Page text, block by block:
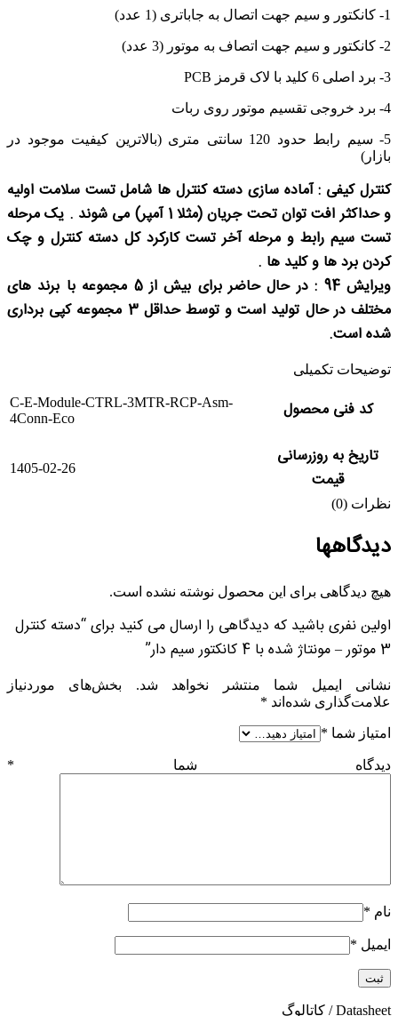
1- کانکتور و سیم جهت اتصال به جاباتری (1 عدد)
2- کانکتور و سیم جهت اتصاف به موتور (3 عدد)
3- برد اصلی 6 کلید با لاک قرمز PCB
4- برد خروجی تقسیم موتور روی ربات
5- سیم رابط حدود 120 سانتی متری (بالاترین کیفیت موجود در
بازار)
کنترل کیفی : آماده سازی دسته کنترل ها شامل تست سلامت اولیه
و حداکثر افت توان تحت جریان (مثلا 1 آمپر) می شوند . یک مرحله
تست سیم رابط و مرحله آخر تست کارکرد کل دسته کنترل و چک
کردن برد ها و کلید ها .
ویرایش 94 : در حال حاضر برای بیش از 5 مجموعه با برند های
مختلف در حال تولید است و توسط حداقل 3 مجموعه کپی برداری
شده است.
توضیحات تکمیلی
کد فنی محصول
C-E-Module-CTRL-3MTR-RCP-Asm-
4Conn-Eco
تاریخ به روزرسانی
قیمت
1405-02-26
نظرات (0)
دیدگاهها
هیچ دیدگاهی برای این محصول نوشته نشده است.
اولین نفری باشید که دیدگاهی را ارسال می کنید برای “دسته کنترل
3 موتور – مونتاژ شده با 4 کانکتور سیم دار”
نشانی ایمیل شما منتشر نخواهد شد.
بخش‌های موردنیاز
علامت‌گذاری شده‌اند *
امتیاز شما *
دیدگاه شما *
نام *
ایمیل *
Datasheet / کاتالوگ